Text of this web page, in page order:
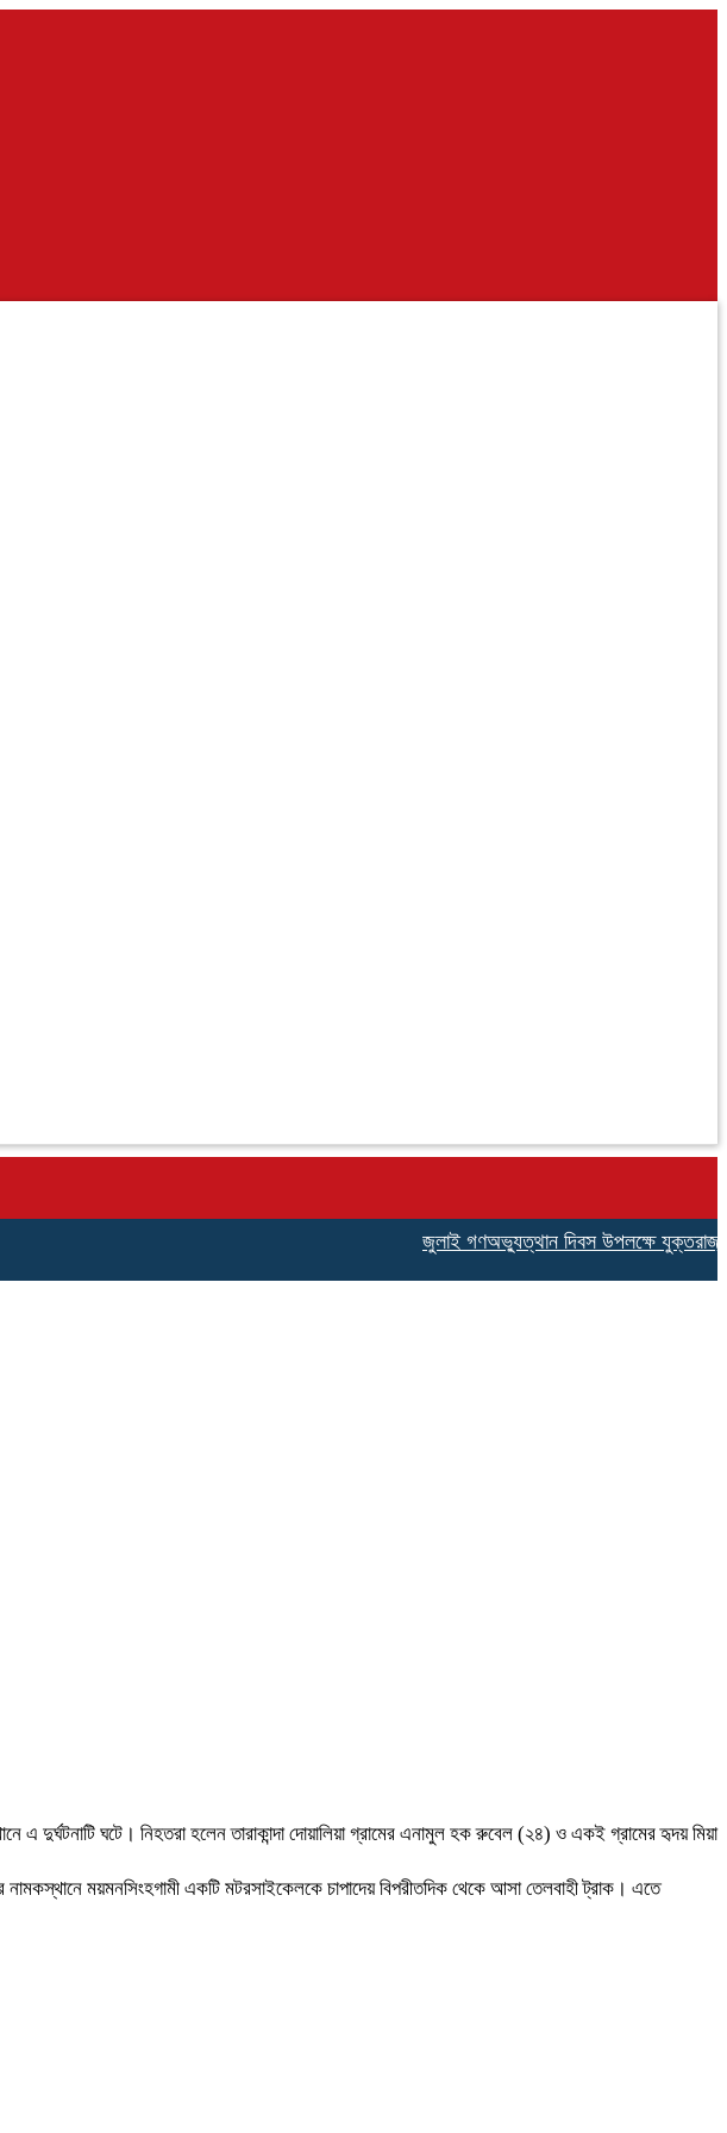
জুলাই গণঅভ্যুত্থান দিবস উপলক্ষে যুক্তরাজ্য
এ দুর্ঘটনাটি ঘটে। নিহতরা হলেন তারাকান্দা দোয়ালিয়া গ্রামের এনামুল হক রুবেল (২৪) ও একই গ্রামের হৃদয় মিয়া
নামকস্থানে ময়মনসিংহগামী একটি মটরসাইকেলকে চাপাদেয় বিপরীতদিক থেকে আসা তেলবাহী ট্রাক। এতে